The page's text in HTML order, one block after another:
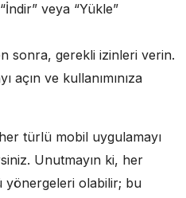
veya “Yükle”
sonra, gerekli izinleri verin.
açın ve kullanımınıza
türlü mobil uygulamayı
Unutmayın ki, her
yönergeleri olabilir; bu